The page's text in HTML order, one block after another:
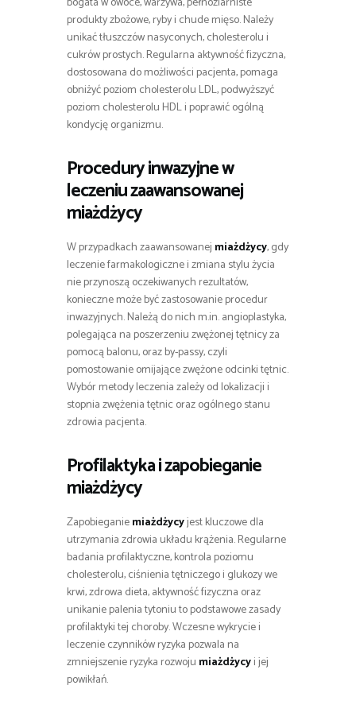
produkty zbożowe, ryby i chude mięso. Należy
unikać tłuszczów nasyconych, cholesterolu i
cukrów prostych. Regularna aktywność fizyczna,
dostosowana do możliwości pacjenta, pomaga
obniżyć poziom cholesterolu LDL, podwyższyć
poziom cholesterolu HDL i poprawić ogólną
kondycję organizmu.
Procedury inwazyjne w
leczeniu zaawansowanej
miażdżycy
W przypadkach zaawansowanej miażdżycy, gdy
leczenie farmakologiczne i zmiana stylu życia
nie przynoszą oczekiwanych rezultatów,
konieczne może być zastosowanie procedur
inwazyjnych. Należą do nich m.in. angioplastyka,
polegająca na poszerzeniu zwężonej tętnicy za
pomocą balonu, oraz by-passy, czyli
pomostowanie omijające zwężone odcinki tętnic.
Wybór metody leczenia zależy od lokalizacji i
stopnia zwężenia tętnic oraz ogólnego stanu
zdrowia pacjenta.
Profilaktyka i zapobieganie
miażdżycy
Zapobieganiemiażdżycyjest kluczowe dla
utrzymania zdrowia układu krążenia. Regularne
badania profilaktyczne, kontrola poziomu
cholesterolu, ciśnienia tętniczego i glukozy we
krwi, zdrowa dieta, aktywność fizyczna oraz
unikanie palenia tytoniu to podstawowe zasady
profilaktyki tej choroby. Wczesne wykrycie i
leczenie czynników ryzyka pozwala na
zmniejszenie ryzyka rozwoju miażdżycyi jej
powikłań.